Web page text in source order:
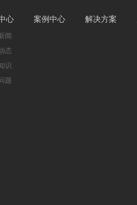
心
闻
态
识
题
案例中心 解决方案